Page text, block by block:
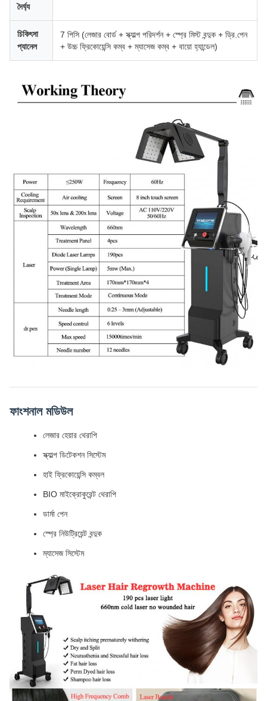
দৈর্ঘ্য
চিকিৎসা
প্যানেল
7 পিসি (লেজার বোর্ড + স্ক্যাল্প পরিদর্শন + স্প্রে মিস্ট বন্দুক + ড্রি.পেন
+ উচ্চ ফ্রিকোয়েন্সি কম্ব + ম্যাসেজ কম্ব + বায়ো হ্যান্ডেল)
ফাংশনাল মডিউল
লেজার হেয়ার থেরাপি
স্ক্যাল্প ডিটেকশন সিস্টেম
হাই ফ্রিকোয়েন্সি কম্বল
BIO মাইক্রোকুরেন্ট থেরাপি
ডার্মা পেন
স্প্রে নিউট্রিয়েন্ট বন্দুক
ম্যাসেজ সিস্টেম